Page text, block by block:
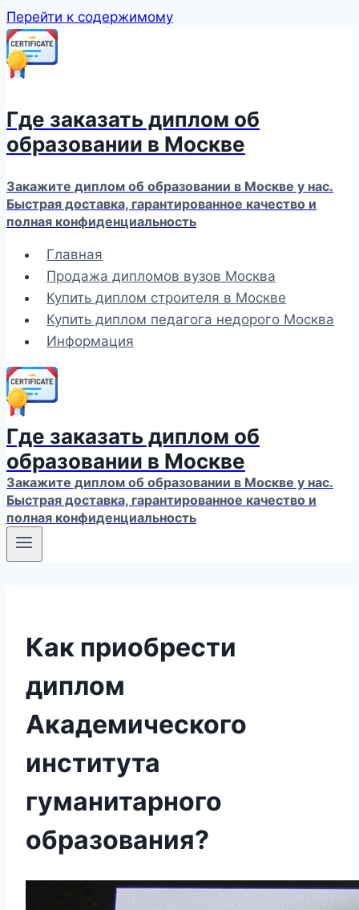
Перейти к содержимому
Где заказать диплом об
образовании в Москве
Закажите диплом об образовании в Москве у нас.
Быстрая доставка, гарантированное качество и
полная конфиденциальность
Главная
Продажа дипломов вузов Москва
Купить диплом строителя в Москве
Купить диплом педагога недорого Москва
Информация
Где заказать диплом об
образовании в Москве
Закажите диплом об образовании в Москве у нас.
Быстрая доставка, гарантированное качество и
полная конфиденциальность
Как приобрести
диплом
Академического
института
гуманитарного
образования?